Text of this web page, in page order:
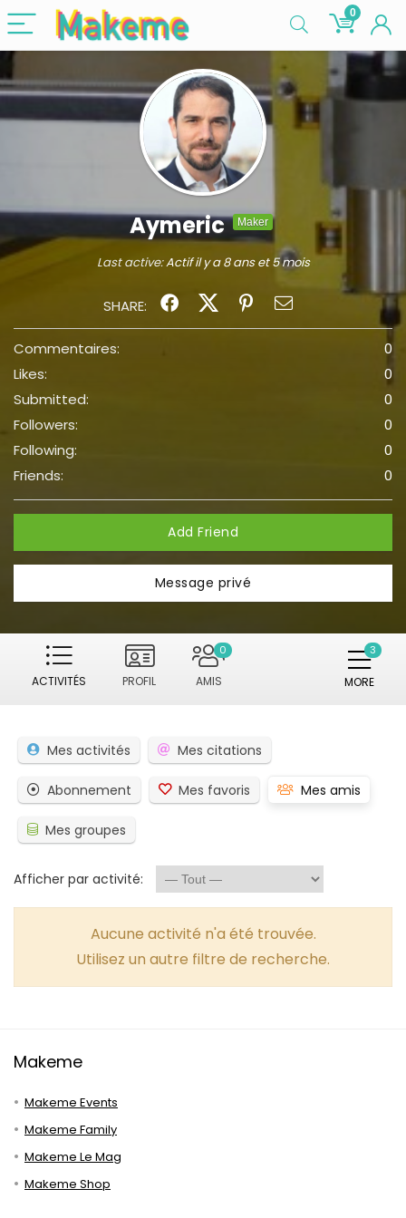
0
Aymeric Maker
Last active:Actif il y a 8 ans et 5 mois
SHARE:
Commentaires:
0
Likes:
0
Submitted:
0
Followers:
0
Following:
0
Friends:
0
Add Friend
Message privé
ACTIVITÉS PROFIL AMIS
0
MORE
Mes activités Mes citations
Abonnement Mes favoris Mes amis
Mes groupes
Afficher par activité:
Aucune activité n'a été trouvée.
Utilisez un autre filtre de recherche.
Makeme
Makeme Events
Makeme Family
Makeme Le Mag
Makeme Shop